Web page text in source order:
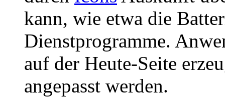
kann, wie etwa die
Dienstprogramme.
auf der Heute-Seite
angepasst werden.